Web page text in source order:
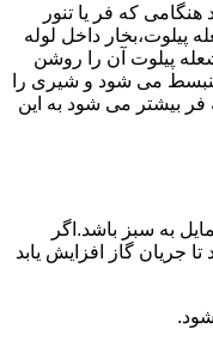
که فر یا تنور
داخل لوله
پیلوت آن را روشن
می شود و شیری را
فر بیشتر می شود به این
وسط مشعل ارتفاع شعله باید در حدود ۲۰ میلیمتر و به رنگ آبی متمایل به سبز باشد.اگر
جریان گاز افزایش یابد